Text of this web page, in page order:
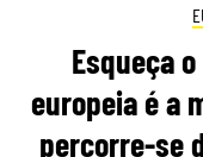
Esqueça
europeia é a
percorre-se